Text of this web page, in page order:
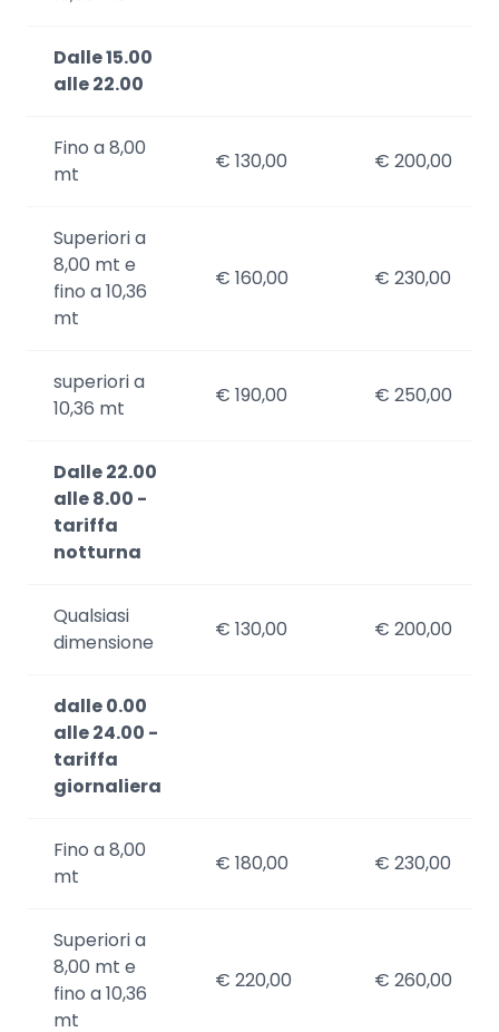
Dalle 15.00
alle 22.00
Fino a 8,00
mt
€ 130,00 € 200,00
Superiori a
8,00 mt e
fino a 10,36
mt
€ 160,00 € 230,00
superiori a
10,36 mt
€ 190,00 € 250,00
Dalle 22.00
alle 8.00 -
tariffa
notturna
Qualsiasi
dimensione
€ 130,00 € 200,00
dalle 0.00
alle 24.00 -
tariffa
giornaliera
Fino a 8,00
mt
€ 180,00 € 230,00
Superiori a
8,00 mt e
fino a 10,36
mt
€ 220,00 € 260,00